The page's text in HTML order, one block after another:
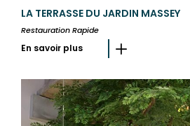
LA TERRASSE DU JARDIN MASSEY
Restauration Rapide
En savoir plus